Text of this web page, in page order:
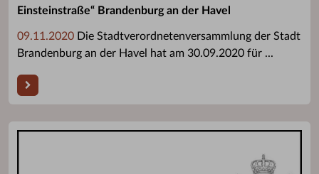
Einsteinstraße“ Brandenburg an der Havel
09.11.2020 Die Stadtverordnetenversammlung der Stadt
Brandenburg an der Havel hat am 30.09.2020 für ...